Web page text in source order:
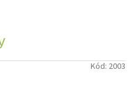
Kód: 2003